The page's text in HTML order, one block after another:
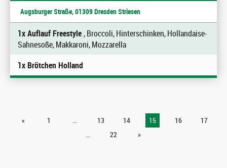
Augsburger Straße, 01309 Dresden Striesen
1x Auflauf Freestyle, Broccoli, Hinterschinken, Hollandaise-
Sahnesoße, Makkaroni, Mozzarella
1x Brötchen Holland
« 1 ... 13 14 15 16
17
...
22 »